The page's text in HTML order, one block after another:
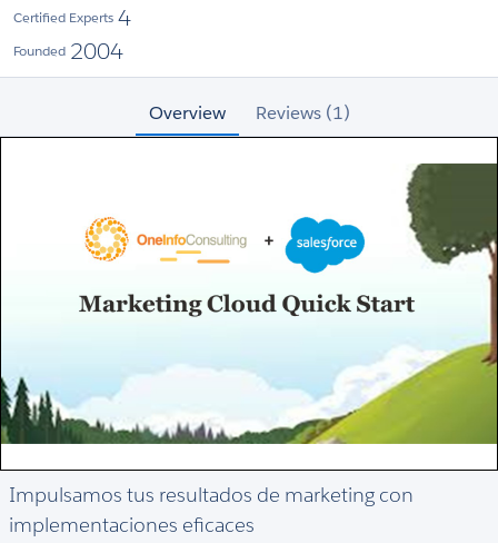
Certified Experts 4
Founded 2004
Overview Reviews (1)
Impulsamos tus resultados de marketing con
implementaciones eficaces